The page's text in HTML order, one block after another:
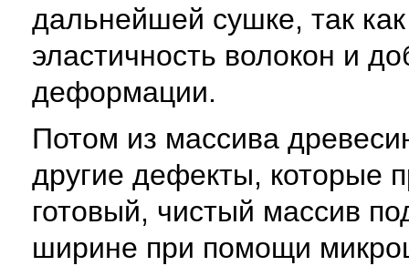
дальнейшей сушке, так
эластичность волокон и
деформации.
Потом из массива
другие дефекты, которые
готовый, чистый массив
ширине при помощи